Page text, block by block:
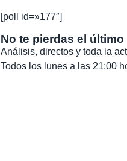
[poll id=»177″]
No te pierdas el
Análisis, directos y toda la
Todos los lunes a las 21:00